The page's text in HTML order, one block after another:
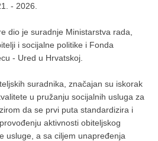
- 2026.
dio je suradnje Ministarstva rada,
i socijalne politike i Fonda
- Ured u Hrvatskoj.
suradnika, značajan su iskorak
u pružanju socijalnih usluga za
da se prvi puta standardizira i
aktivnosti obiteljskog
usluge, a sa ciljem unapređenja